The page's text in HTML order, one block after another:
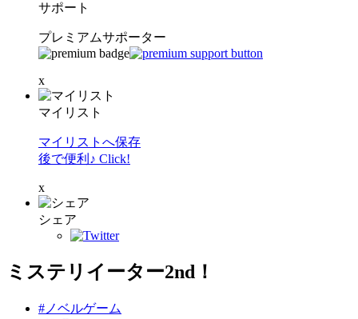
サポート
プレミアムサポーター
x
マイリスト
マイリストへ保存
後で便利♪ Click!
x
シェア
ミステリイーター2nd！
#ノベルゲーム